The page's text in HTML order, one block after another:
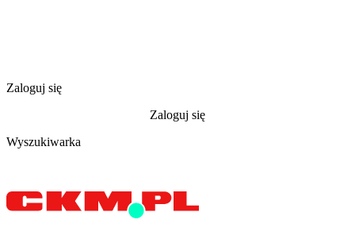
Zaloguj się
Zaloguj się
Wyszukiwarka